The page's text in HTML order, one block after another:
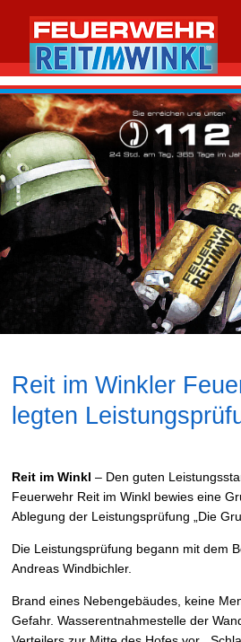
Reit im Winkler
legten
Reit im Winkl – Den guten
Feuerwehr Reit im Winkl bewies eine
Ablegung der Leistungsprüfung „Die
Die Leistungsprüfung begann mit dem
Andreas Windbichler.
Brand eines Nebengebäudes, keine
Gefahr. Wasserentnahmestelle der